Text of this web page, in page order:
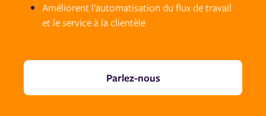
Améliorent l'automatisation du flux de travail
et le service à la clientèle
Parlez-nous